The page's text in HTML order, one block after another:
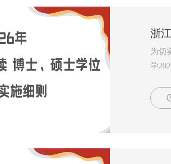
浙
为切
学
一、
学院